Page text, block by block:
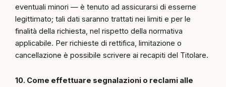
eventuali minori — è tenuto ad assicurarsi di esserne
legittimato; tali dati saranno trattati nei limiti e per le
finalità della richiesta, nel rispetto della normativa
applicabile. Per richieste di rettifica, limitazione o
cancellazione è possibile scrivere ai recapiti del Titolare.
10. Come effettuare segnalazioni o reclami alle